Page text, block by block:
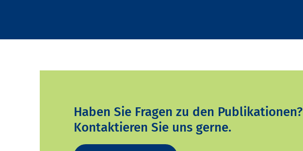
Haben Sie Fragen zu den Publikationen?
Kontaktieren Sie uns gerne.